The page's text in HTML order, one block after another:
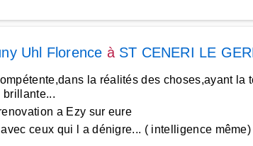
Uhl Florence à ST CENERI LE
la réalités des choses,ayant la
brillante...
a Ezy sur eure
ceux qui l a dénigre... ( intelligence même)